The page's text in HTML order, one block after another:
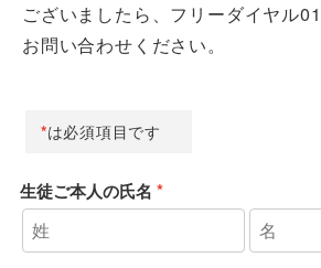
ございましたら、フリーダイヤル
お問い合わせください。
*は必須項目です
生徒ご本人の氏名